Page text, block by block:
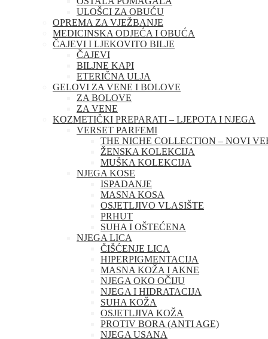
ULOŠCI ZA OBUĆU
OPREMA ZA VJEŽBANJE
MEDICINSKA ODJEĆA I OBUĆA
ČAJEVI I LJEKOVITO BILJE
ČAJEVI
BILJNE KAPI
ETERIČNA ULJA
GELOVI ZA VENE I BOLOVE
ZA BOLOVE
ZA VENE
KOZMETIČKI PREPARATI – LJEPOTA I NJEGA
VERSET PARFEMI
THE NICHE COLLECTION – NOVI
ŽENSKA KOLEKCIJA
MUŠKA KOLEKCIJA
NJEGA KOSE
ISPADANJE
MASNA KOSA
OSJETLJIVO VLASIŠTE
PRHUT
SUHA I OŠTEĆENA
NJEGA LICA
ČIŠĆENJE LICA
HIPERPIGMENTACIJA
MASNA KOŽA I AKNE
NJEGA OKO OČIJU
NJEGA I HIDRATACIJA
SUHA KOŽA
OSJETLJIVA KOŽA
PROTIV BORA (ANTI AGE)
NJEGA USANA